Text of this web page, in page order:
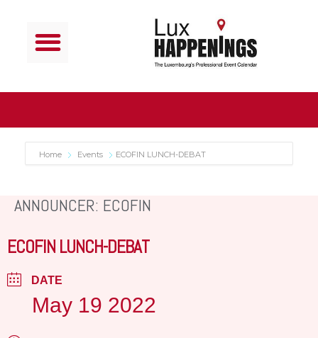
Home Events ECOFIN LUNCH-DEBAT
ANNOUNCER: ECOFIN
ECOFIN LUNCH-DEBAT
DATE
May 19 2022